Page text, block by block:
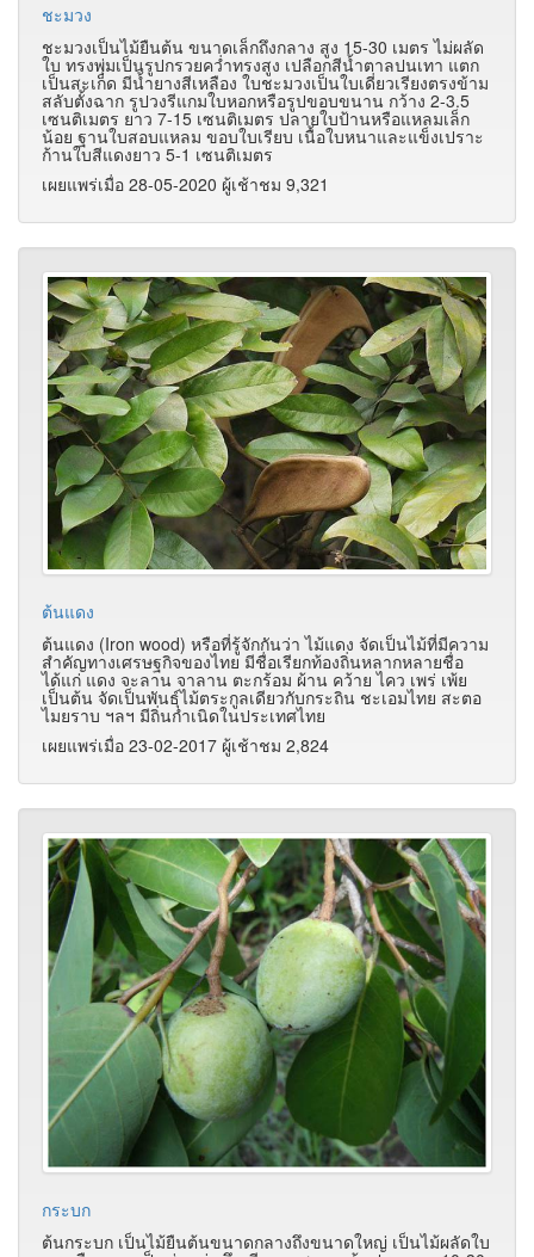
ชะมวง
ชะมวงเป็นไม้ยืนต้น ขนาดเล็กถึงกลาง สูง 15-30 เมตร ไม่ผลัด
ใบ ทรงพุ่มเป็นรูปกรวยคว่ำทรงสูง เปลือกสีน้ำตาลปนเทา แตก
เป็นสะเก็ด มีน้ำยางสีเหลือง ใบชะมวงเป็นใบเดี่ยวเรียงตรงข้าม
สลับตั้งฉาก รูปวงรีแกมใบหอกหรือรูปขอบขนาน กว้าง 2-3.5
เซนติเมตร ยาว 7-15 เซนติเมตร ปลายใบป้านหรือแหลมเล็ก
น้อย ฐานใบสอบแหลม ขอบใบเรียบ เนื้อใบหนาและแข็งเปราะ
ก้านใบสีแดงยาว 5-1 เซนติเมตร
เผยแพร่เมื่อ 28-05-2020 ผู้เช้าชม 9,321
ต้นแดง
ต้นแดง (Iron wood) หรือที่รู้จักกันว่า ไม้แดง จัดเป็นไม้ที่มีความ
สำคัญทางเศรษฐกิจของไทย มีชื่อเรียกท้องถิ่นหลากหลายชื่อ
ได้แก่ แดง จะลาน จาลาน ตะกร้อม ผ้าน คว้าย ไคว เพร่ เพ้ย
เป็นต้น จัดเป็นพันธุ์ไม้ตระกูลเดียวกับกระถิน ชะเอมไทย สะตอ
ไมยราบ ฯลฯ มีถิ่นกำเนิดในประเทศไทย
เผยแพร่เมื่อ 23-02-2017 ผู้เช้าชม 2,824
กระบก
ต้นกระบก เป็นไม้ยืนต้นขนาดกลางถึงขนาดใหญ่ เป็นไม้ผลัดใบ